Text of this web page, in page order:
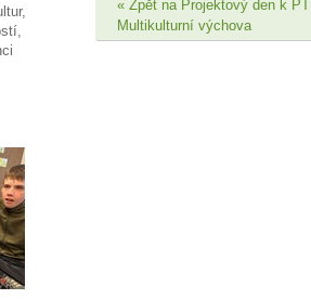
Zpět na Projektový den k PT
Multikulturní výchova